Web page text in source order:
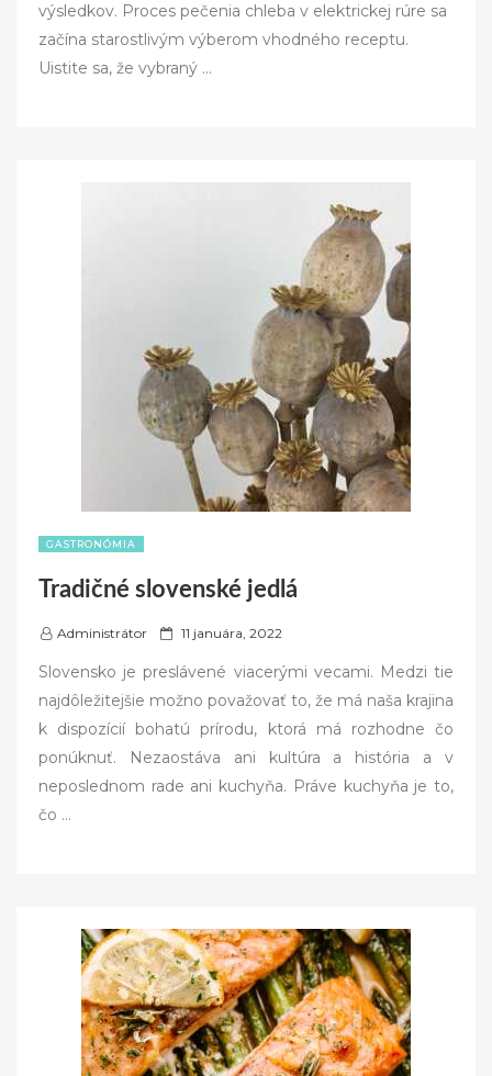
d
o
n
výsledkov. Proces pečenia chleba v elektrickej rúre sa
začína starostlivým výberom vhodného receptu.
Uistite sa, že vybraný …
GASTRONÓMIA
Tradičné slovenské jedlá
Administrátor
P
t
e
d
o
11 januára, 2022
Slovensko je preslávené viacerými vecami. Medzi tie
najdôležitejšie možno považovať to, že má naša krajina
k dispozícií bohatú prírodu, ktorá má rozhodne čo
ponúknuť. Nezaostáva ani kultúra a história a v
neposlednom rade ani kuchyňa. Práve kuchyňa je to,
čo …